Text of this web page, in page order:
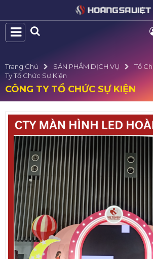
Trang Chủ SẢN PHẨM DỊCH VỤ Tổ
Ty Tổ Chức Sự Kiện
CÔNG TY TỔ CHỨC SỰ KIỆN